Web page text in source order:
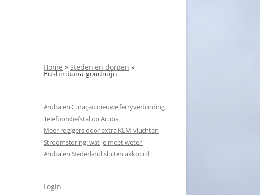
Home » Steden en dorpen »
Bushiribana goudmijn
Aruba en Curaçao nieuwe ferryverbinding
Telefoondiefstal op Aruba
Meer reizigers door extra KLM-vluchten
Stroomstoring: wat je moet weten
Aruba en Nederland sluiten akkoord
Login